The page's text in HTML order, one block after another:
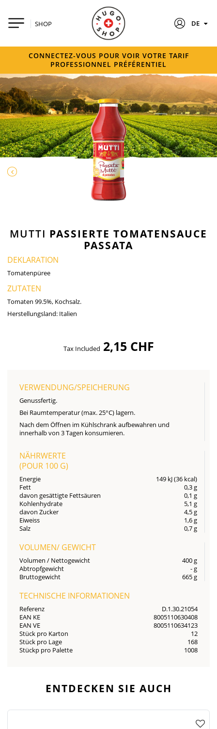
SHOP DE
CONNECTEZ-VOUS POUR VOIR VOTRE TARIF
PROFESSIONNEL PRÉFÉRENTIEL
MUTTI PASSIERTE TOMATENSAUCE
PASSATA
DEKLARATION
Tomatenpüree
ZUTATEN
Tomaten 99.5%, Kochsalz.
Herstellungsland: Italien
Tax Included 2,15 CHF
VERWENDUNG/SPEICHERUNG
Genussfertig.
Bei Raumtemperatur (max. 25°C) lagern.
Nach dem Öffnen im Kühlschrank aufbewahren und
innerhalb von 3 Tagen konsumieren.
NÄHRWERTE
(POUR 100 G)
Energie
149 kJ (36 kcal)
Fett
0,3 g
davon gesättigte Fettsäuren
0,1 g
Kohlenhydrate
5,1 g
davon Zucker
4,5 g
Eiweiss
1,6 g
Salz
0,7 g
VOLUMEN/ GEWICHT
Volumen / Nettogewicht
400 g
Abtropfgewicht
- g
Bruttogewicht
665 g
TECHNISCHE INFORMATIONEN
Referenz
D.1.30.21054
EAN KE
8005110630408
EAN VE
8005110634123
Stück pro Karton
12
Stück pro Lage
168
Stückp pro Palette
1008
ENTDECKEN SIE AUCH